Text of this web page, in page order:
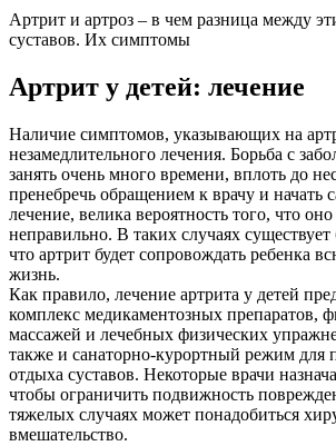
Артрит и артроз – в чем разница между
суставов. Их симптомы
Артрит у детей: лечение
Наличие симптомов, указывающих на
незамедлительного лечения. Борьба с
занять очень много времени, вплоть до
пренебречь обращением к врачу и начать
лечение, велика вероятность того, что
неправильно. В таких случаях
что артрит будет сопровождать ребенка
жизнь.
Как правило, лечение артрита у детей
комплекс медикаментозных препаратов,
массажей и лечебных физических
также и санаторно-курортный режим для
отдыха суставов. Некоторые врачи
чтобы ограничить подвижность
тяжелых случаях может понадобиться
вмешательство.